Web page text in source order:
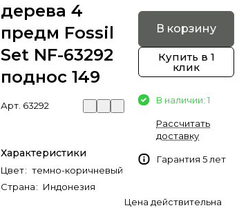
дерева 4
предм Fossil
Set NF-63292
поднос 149
Арт. 63292
Характеристики
Цвет: темно-коричневый
Страна: Индонезия
В корзину
Купить в 1
клик
В наличии: 1
Рассчитать
доставку
Гарантия 5 лет
Цена действительна